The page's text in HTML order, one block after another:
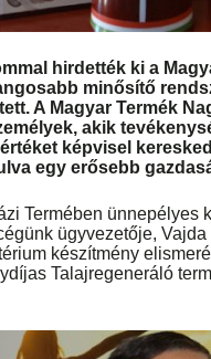
hirdették ki a
minősítő
A Magyar Termék
akik
képvisel
egy erősebb
Termében ünnepélyes
ügyvezetője,
készítmény
Talajregeneráló